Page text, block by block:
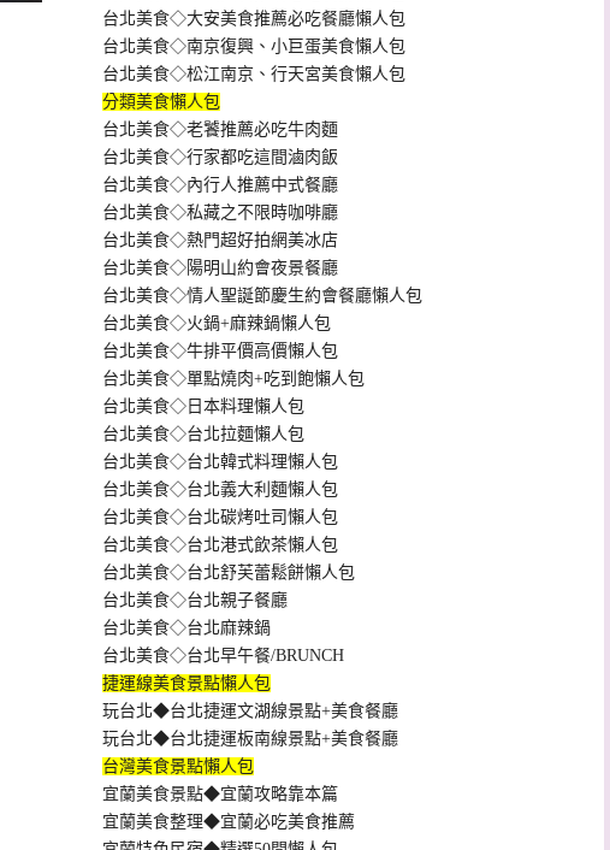
台北美食◇大安美食推薦必吃餐廳懶人包
台北美食◇南京復興、小巨蛋美食懶人包
台北美食◇松江南京、行天宮美食懶人包
分類美食懶人包
台北美食◇老饕推薦必吃牛肉麵
台北美食◇行家都吃這間滷肉飯
台北美食◇內行人推薦中式餐廳
台北美食◇私藏之不限時咖啡廳
台北美食◇熱門超好拍網美冰店
台北美食◇陽明山約會夜景餐廳
台北美食◇情人聖誕節慶生約會餐廳懶人包
台北美食◇火鍋+麻辣鍋懶人包
台北美食◇牛排平價高價懶人包
台北美食◇單點燒肉+吃到飽懶人包
台北美食◇日本料理懶人包
台北美食◇台北拉麵懶人包
台北美食◇台北韓式料理懶人包
台北美食◇台北義大利麵懶人包
台北美食◇台北碳烤吐司懶人包
台北美食◇台北港式飲茶懶人包
台北美食◇台北舒芙蕾鬆餅懶人包
台北美食◇台北親子餐廳
台北美食◇台北麻辣鍋
台北美食◇台北早午餐/BRUNCH
捷運線美食景點懶人包
玩台北◆台北捷運文湖線景點+美食餐廳
玩台北◆台北捷運板南線景點+美食餐廳
台灣美食景點懶人包
宜蘭美食景點◆宜蘭攻略靠本篇
宜蘭美食整理◆宜蘭必吃美食推薦